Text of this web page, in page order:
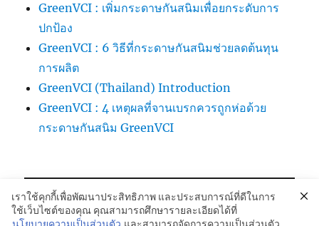
GreenVCI : เพิ่มกระดาษกันสนิมเพื่อยกระดับการ
ปกป้อง
GreenVCI : 6 วิธีที่กระดาษกันสนิมช่วยลดต้นทุน
การผลิต
GreenVCI (Thailand) Introduction
GreenVCI : 4 เหตุผลที่จานเบรกควรถูกห่อด้วย
กระดาษกันสนิม GreenVCI
เราใช้คุกกี้เพื่อพัฒนาประสิทธิภาพ และประสบการณ์ที่ดีในการ
ใช้เว็บไซต์ของคุณ คุณสามารถศึกษารายละเอียดได้ที่